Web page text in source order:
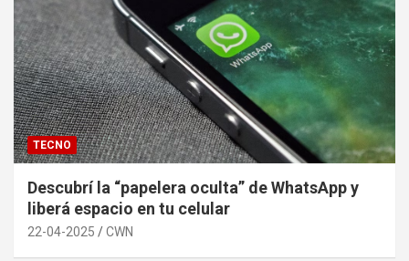
TECNO
Descubrí la “papelera oculta” de WhatsApp y
liberá espacio en tu celular
22-04-2025 CWN